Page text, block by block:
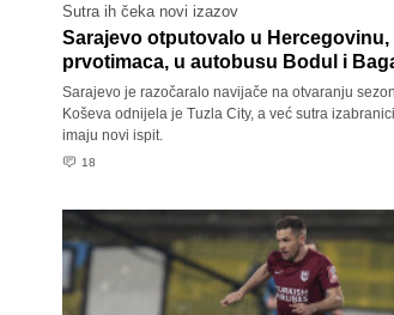
Sutra ih čeka novi izazov
Sarajevo otputovalo u
prvotimaca, u autobusu Bodul i
Sarajevo je razočaralo navijače na otvaranju
Koševa odnijela je Tuzla City, a već sutra
imaju novi ispit.
18